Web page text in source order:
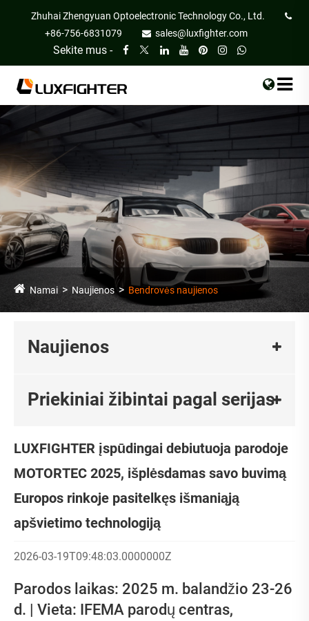
Zhuhai Zhengyuan Optoelectronic Technology Co., Ltd.
+86-756-6831079
sales@luxfighter.com
Sekite mus -
Namai Naujienos Bendrovės naujienos
Naujienos
Priekiniai žibintai pagal serijas
LUXFIGHTER įspūdingai debiutuoja parodoje
MOTORTEC 2025, išplėsdamas savo buvimą
Europos rinkoje pasitelkęs išmaniąją
apšvietimo technologiją
2026-03-19T09:48:03.0000000Z
Parodos laikas: 2025 m. balandžio 23-26
d. | Vieta: IFEMA parodų centras,